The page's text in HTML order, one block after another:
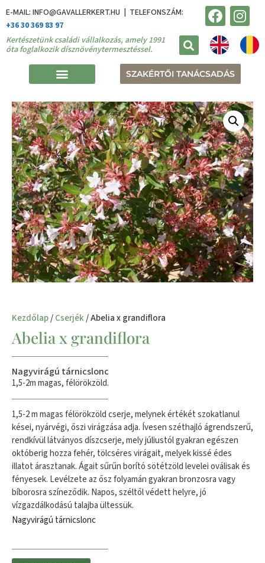
E-MAIL: INFO@GAVALLERKERT.HU | TELEFONSZÁM:
+36 30 369 83 97
Kertészetünk családi vállalkozás, amely 1991
óta foglalkozik dísznövénytermesztéssel.
SZAKÉRTŐI TANÁCSADÁS
Kezdőlap/Cserjék/ Abelia x grandiflora
Abelia x grandiflora
Nagyvirágú tárnicslonc
1,5-2m magas, félörökzöld.
1,5-2 m magas félörökzöld cserje, melynek értékét szokatlanul
kései, nyárvégi, őszi virágzása adja. Ívesen széthajló ágrendszerű,
rendkívül látványos díszcserje, mely júliustól gyakran egészen
októberig hozza fehér, tölcséres virágait, melyek kissé édes
illatot árasztanak. Ágait sűrűn borító sötétzöld levelei oválisak és
fényesek. Levélzete az ősz folyamán gyakran bronzosra vagy
bíborosra színeződik. Napos, széltől védett helyre, jó
vízgazdálkodású talajba ültessük.
Nagyvirágú tárnicslonc